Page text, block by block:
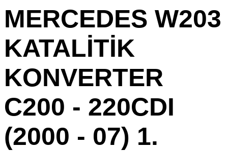
MERCEDES W203
KATALİTİK
KONVERTER
C200 - 220CDI
(2000 - 07) 1.